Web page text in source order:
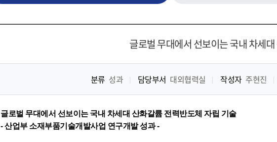
글로벌 무대에서 선보이는 국내 차세
분류 성과 담당부서 대외협력실 작성자 주현진
글로벌 무대에서 선보이는 국내 차세대 산화갈륨 전력반도체 자립 기술
- 산업부 소재부품기술개발사업 연구개발 성과 -